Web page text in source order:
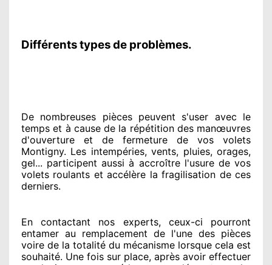
Différents types de problèmes.
De nombreuses pièces peuvent s'user avec le
temps et à causede la répétition des manœuvres
d'ouverture et de fermeture de vos volets
Montigny. Les intempéries, vents, pluies, orages,
gel... participent aussi à accroîtrel'usure de vos
volets roulants et accélère la fragilisation de ces
derniers.
En contactant nos experts, ceux-ci pourront
entamer au remplacement de l'une des pièces
voire de la totalité du mécanisme lorsque cela est
souhaité. Une fois sur place, après avoir effectuer